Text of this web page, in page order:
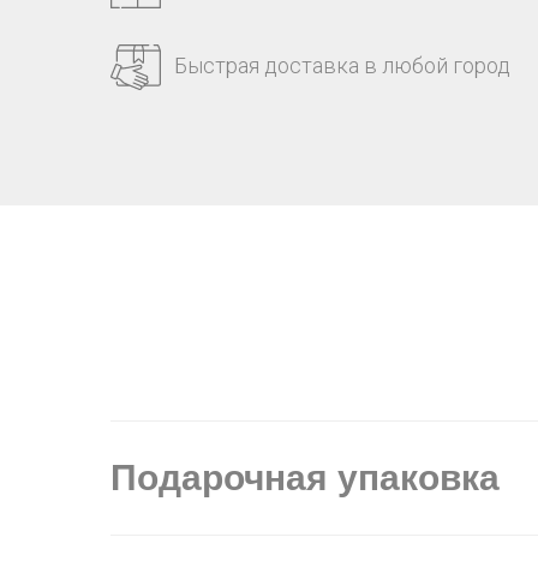
Быстрая доставка в любой город
Подарочная упаковка